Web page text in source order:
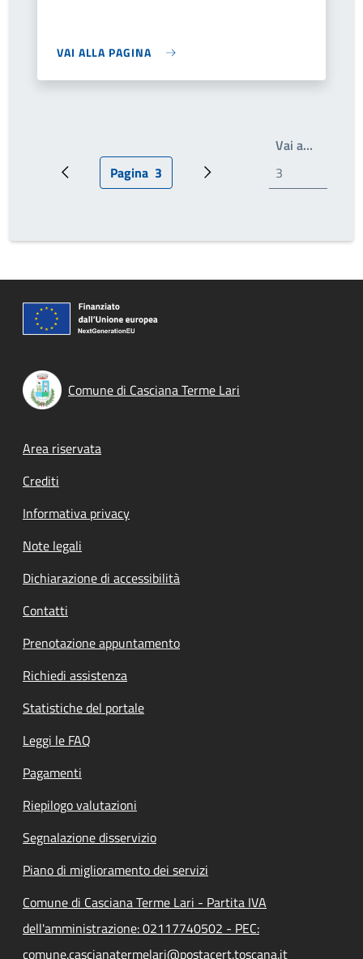
VAI ALLA PAGINA
Pagina precedentePagina attuale
Pagina 3 Pagina successiva
Vai a…
Comune di Casciana Terme Lari
Footer menu
Area riservata
Crediti
Informativa privacy
Note legali
Dichiarazione di accessibilità
Contatti
Prenotazione appuntamento
Richiedi assistenza
Statistiche del portale
Leggi le FAQ
Pagamenti
Riepilogo valutazioni
Segnalazione disservizio
Piano di miglioramento dei servizi
Comune di Casciana Terme Lari - Partita IVA
dell'amministrazione: 02117740502 - PEC:
comune.cascianatermelari@postacert.toscana.it